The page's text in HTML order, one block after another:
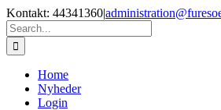
Skip
to
content
Kontakt: 44341360|
Search
for:
Home
Nyheder
Login